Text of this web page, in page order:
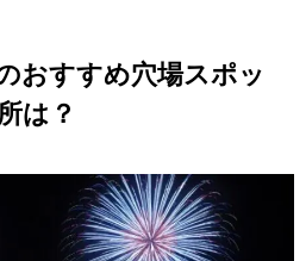
おすすめ穴場スポッ
は？